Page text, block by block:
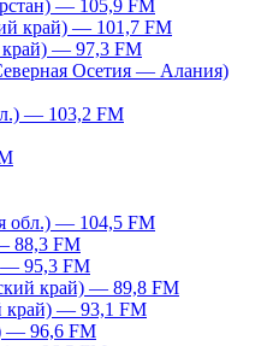
— 105,9 FM
край) — 101,7 FM
— 97,3 FM
Осетия — Алания)
— 103,2 FM
обл.) — 104,5 FM
88,3 FM
— 95,3 FM
край) — 89,8 FM
край) — 93,1 FM
— 96,6 FM